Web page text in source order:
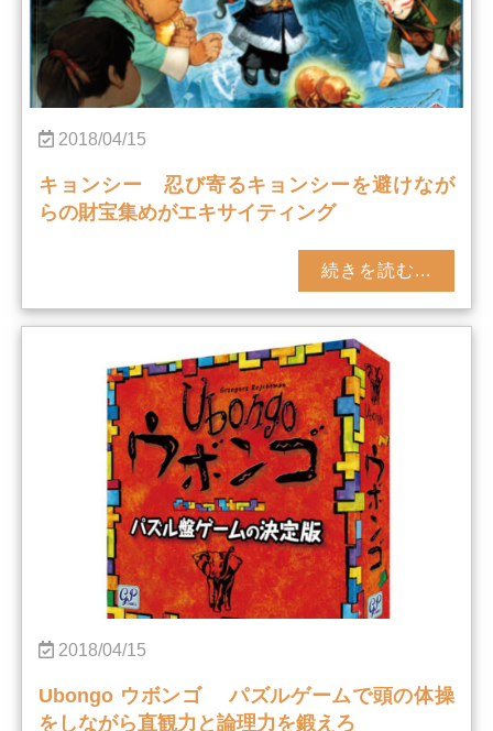
2018/04/15
キョンシー 忍び寄るキョンシーを避けなが
らの財宝集めがエキサイティング
続きを読む...
2018/04/15
Ubongo ウボンゴ パズルゲームで頭の体操
をしながら直観力と論理力を鍛えろ